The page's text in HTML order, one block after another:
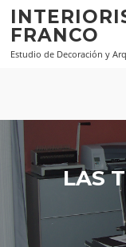
Saltar al contenido
FRANCO
Estudio de Decoración y
LAS